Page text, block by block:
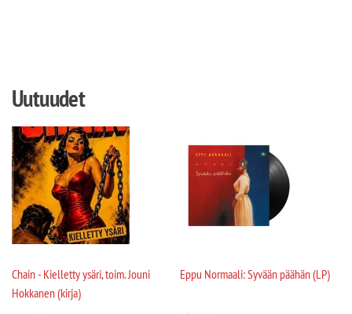
Uutuudet
Chain - Kielletty ysäri, toim. Jouni
Hokkanen (kirja)
Eppu Normaali: Syvään päähän (LP)